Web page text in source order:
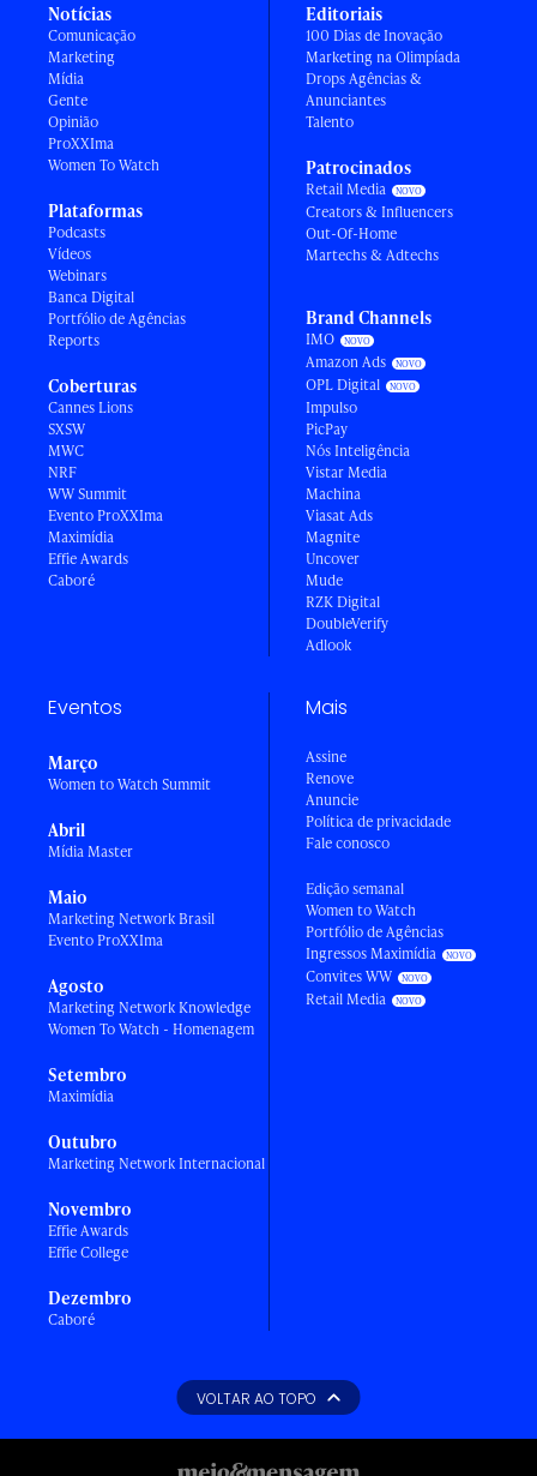
Notícias
Comunicação
Marketing
Mídia
Gente
Opinião
ProXXIma
Women To Watch
Plataformas
Podcasts
Vídeos
Webinars
Banca Digital
Portfólio de Agências
Reports
Coberturas
Cannes Lions
SXSW
MWC
NRF
WW Summit
Evento ProXXIma
Maximídia
Effie Awards
Caboré
Editoriais
100 Dias de Inovação
Marketing na Olimpíada
Drops Agências &
Anunciantes
Talento
Patrocinados
Retail Media
Creators & Influencers
Out-Of-Home
Martechs & Adtechs
Brand Channels
IMO
Amazon Ads
OPL Digital
Impulso
PicPay
Nós Inteligência
Vistar Media
Machina
Viasat Ads
Magnite
Uncover
Mude
RZK Digital
DoubleVerify
Adlook
Eventos
Março
Women to Watch Summit
Abril
Mídia Master
Maio
Marketing Network Brasil
Evento ProXXIma
Agosto
Marketing Network Knowledge
Women To Watch - Homenagem
Setembro
Maximídia
Outubro
Marketing Network Internacional
Novembro
Effie Awards
Effie College
Dezembro
Caboré
Mais
Assine
Renove
Anuncie
Política de privacidade
Fale conosco
Edição semanal
Women to Watch
Portfólio de Agências
Ingressos Maximídia
Convites WW
Retail Media
VOLTAR AO TOPO